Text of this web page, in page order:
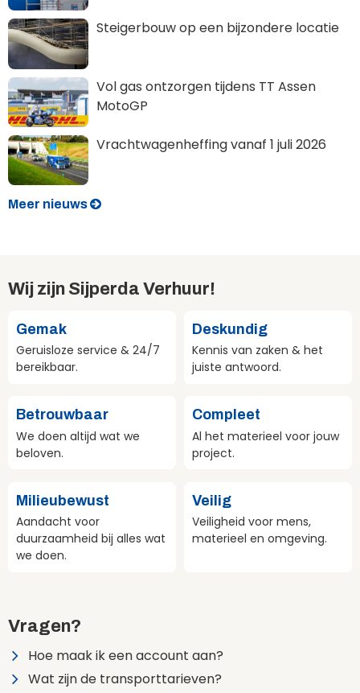
Steigerbouw op een bijzondere locatie
Vol gas ontzorgen tijdens TT Assen
MotoGP
Vrachtwagenheffing vanaf 1 juli 2026
Meer nieuws
Wij zijn Sijperda Verhuur!
Gemak
Geruisloze service & 24/7
bereikbaar.
Deskundig
Kennis van zaken & het
juiste antwoord.
Betrouwbaar
We doen altijd wat we
beloven.
Compleet
Al het materieel voor jouw
project.
Milieubewust
Aandacht voor
duurzaamheid bij alles wat
we doen.
Veilig
Veiligheid voor mens,
materieel en omgeving.
Vragen?
Hoe maak ik een account aan?
Wat zijn de transporttarieven?